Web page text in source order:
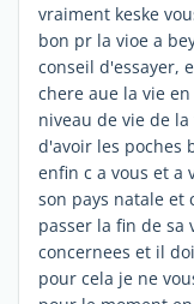
vraiment keske
bon pr la vioe a
conseil d'essayer,
chere aue la vie
niveau de vie de
d'avoir les poches
enfin c a vous et a
son pays natale et
passer la fin de sa
concernees et il
pour cela je ne